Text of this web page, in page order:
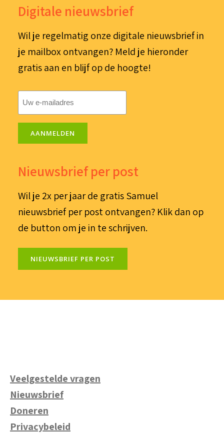
Digitale nieuwsbrief
Wil je regelmatig onze digitale nieuwsbrief in
je mailbox ontvangen? Meld je hieronder
gratis aan en blijf op de hoogte!
mailadres
AANMELDEN
Nieuwsbrief per post
Wil je 2x per jaar de gratis Samuel
nieuwsbrief per post ontvangen? Klik dan op
de button om je in te schrijven.
NIEUWSBRIEF PER POST
Veelgestelde vragen
Nieuwsbrief
Doneren
Privacybeleid